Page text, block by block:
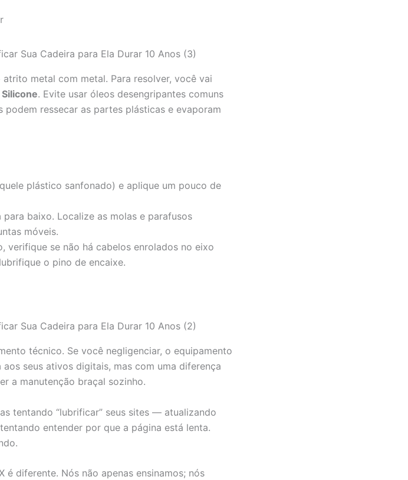
metal com metal. Para resolver, você vai
. Evite usar óleos desengripantes comuns
ressecar as partes plásticas e evaporam
plástico sanfonado) e aplique um pouco de
baixo. Localize as molas e parafusos
móveis.
verifique se não há cabelos enrolados no eixo
o pino de encaixe.
técnico. Se você negligenciar, o equipamento
seus ativos digitais, mas com uma diferença
a manutenção braçal sozinho.
tentando “lubrificar” seus sites — atualizando
entender por que a página está lenta.
diferente. Nós não apenas ensinamos; nós